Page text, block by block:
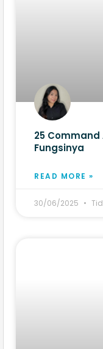
25
Fungsinya
READ MORE »
30/06/2025